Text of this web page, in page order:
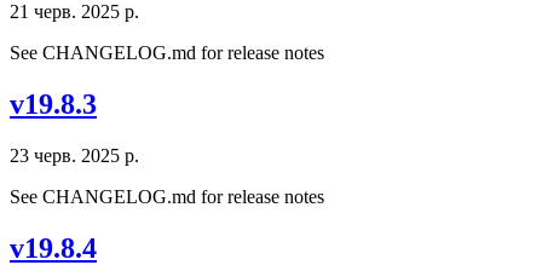
21 черв. 2025 р.
See CHANGELOG.md for release notes
v19.8.3
23 черв. 2025 р.
See CHANGELOG.md for release notes
v19.8.4